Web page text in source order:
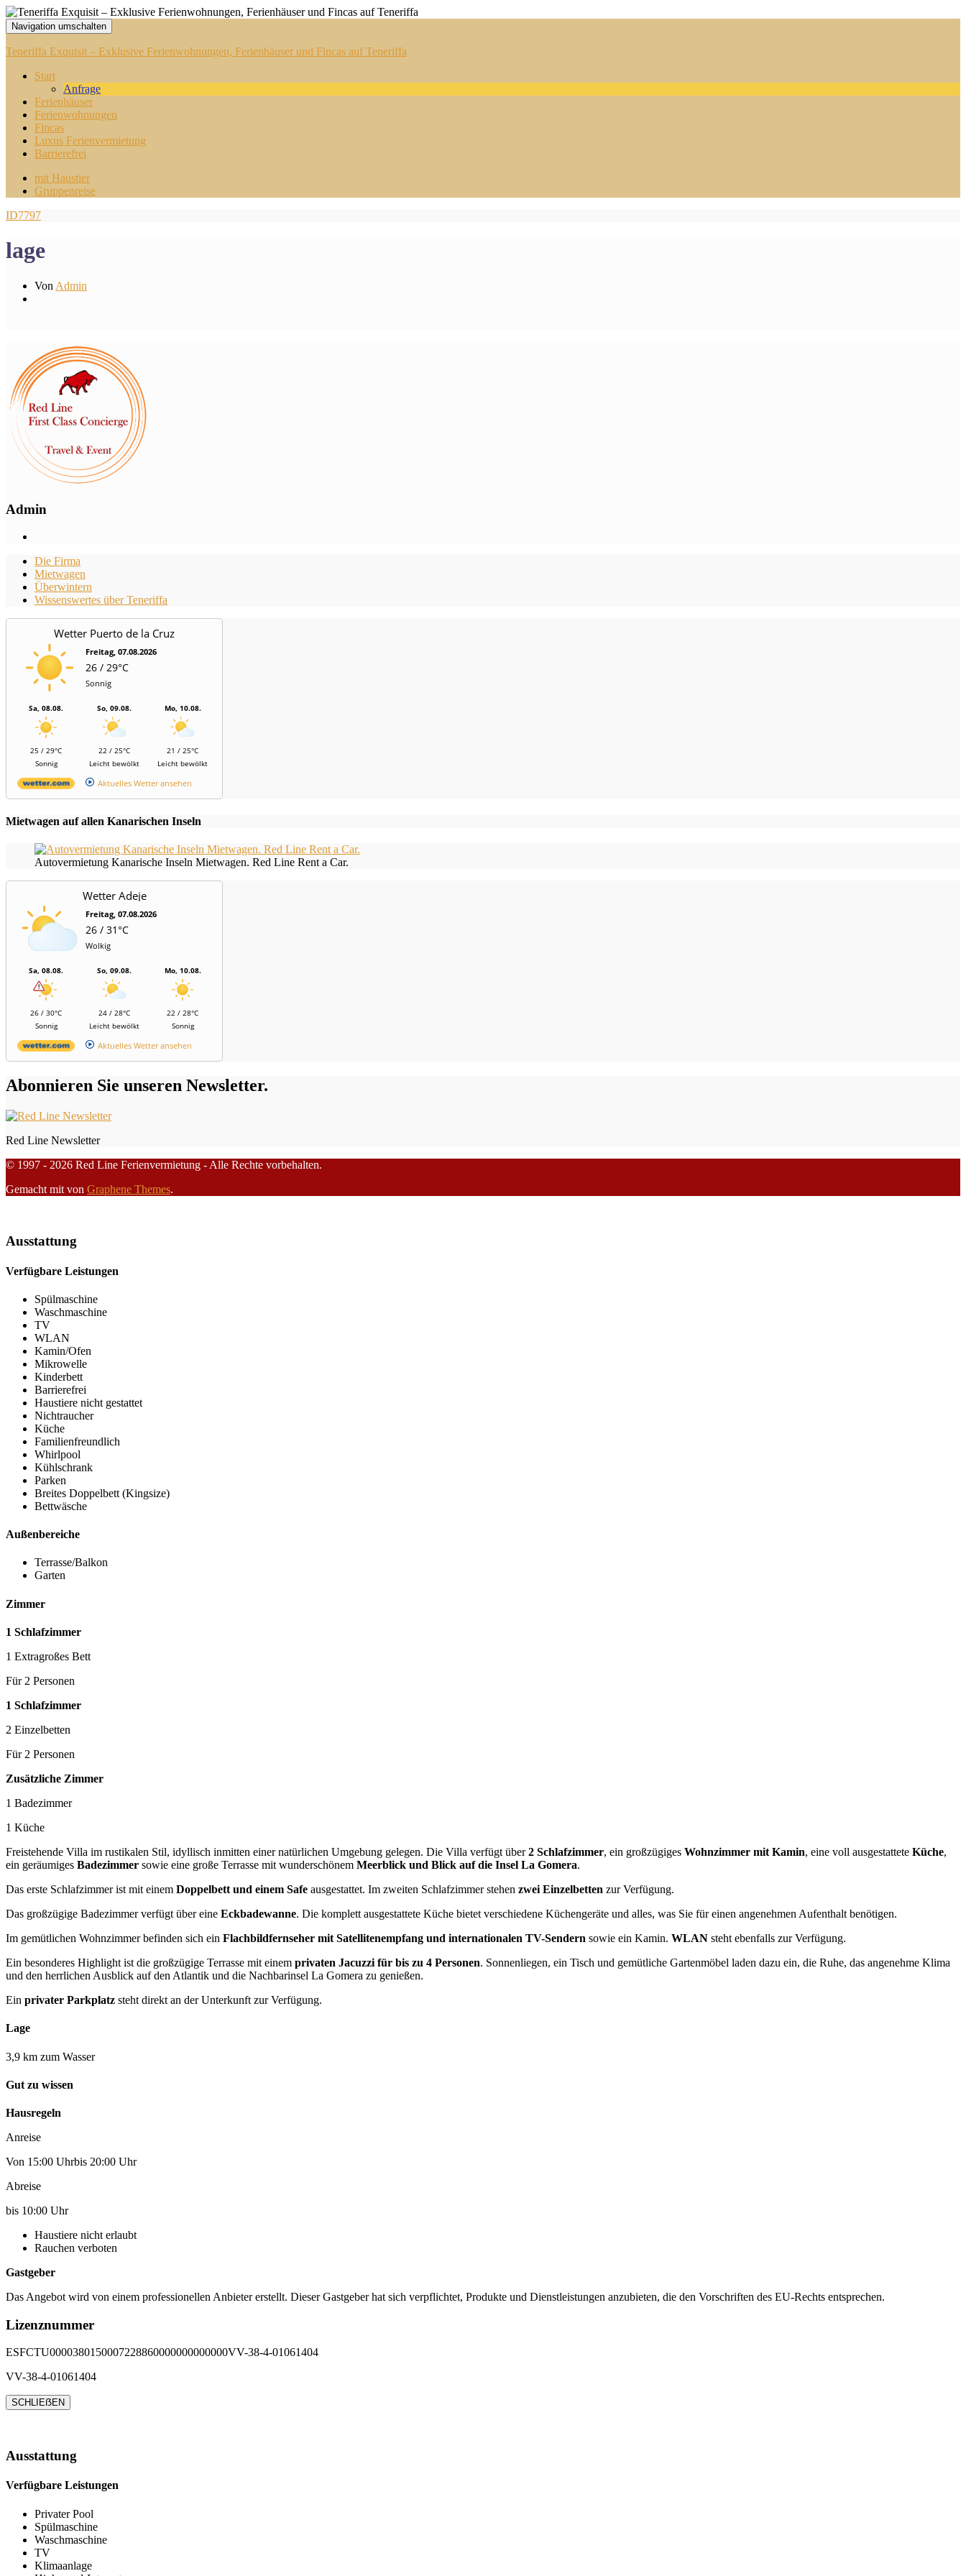
Navigation umschalten
Teneriffa Exquisit – Exklusive Ferienwohnungen, Ferienhäuser und Fincas auf Teneriffa
Start
Anfrage
Ferienhäuser
Ferienwohnungen
Fincas
Luxus Ferienvermietung
Barrierefrei
mit Haustier
Gruppenreise
ID7797
lage
Von Admin
Admin
Die Firma
Mietwagen
Überwintern
Wissenswertes über Teneriffa
Wetter Puerto de la Cruz
Freitag, 07.08.2026
26 / 29°C
Sonnig
Sa, 08.08.
25 / 29°C
Sonnig
So, 09.08.
22 / 25°C
Leicht bewölkt
Mo, 10.08.
21 / 25°C
Leicht bewölkt
Aktuelles Wetter ansehen
Mietwagen auf allen Kanarischen Inseln
Autovermietung Kanarische Inseln Mietwagen. Red Line Rent a Car.
Wetter Adeje
Freitag, 07.08.2026
26 / 31°C
Wolkig
Sa, 08.08.
26 / 30°C
Sonnig
So, 09.08.
24 / 28°C
Leicht bewölkt
Mo, 10.08.
22 / 28°C
Sonnig
Aktuelles Wetter ansehen
Abonnieren Sie unseren Newsletter.
Red Line Newsletter
© 1997 - 2026 Red Line Ferienvermietung - Alle Rechte vorbehalten.
Gemacht mit von Graphene Themes.
Ausstattung
Verfügbare Leistungen
Spülmaschine
Waschmaschine
TV
WLAN
Kamin/Ofen
Mikrowelle
Kinderbett
Barrierefrei
Haustiere nicht gestattet
Nichtraucher
Küche
Familienfreundlich
Whirlpool
Kühlschrank
Parken
Breites Doppelbett (Kingsize)
Bettwäsche
Außenbereiche
Terrasse/Balkon
Garten
Zimmer
1 Schlafzimmer
1 Extragroßes Bett
Für 2 Personen
1 Schlafzimmer
2 Einzelbetten
Für 2 Personen
Zusätzliche Zimmer
1 Badezimmer
1 Küche
Freistehende Villa im rustikalen Stil, idyllisch inmitten einer natürlichen Umgebung gelegen. Die Villa verfügt über2 Schlafzimmer, ein großzügiges Wohnzimmer mit Kamin, eine voll ausgestattete Küche,
ein geräumiges Badezimmer sowie eine große Terrasse mit wunderschönem Meerblick und Blick auf die Insel La Gomera.
Das erste Schlafzimmer ist mit einem Doppelbett und einem Safe ausgestattet. Im zweiten Schlafzimmer stehen zwei Einzelbetten zur Verfügung.
Das großzügige Badezimmer verfügt über eine Eckbadewanne. Die komplett ausgestattete Küche bietet verschiedene Küchengeräte und alles, was Sie für einen angenehmen Aufenthalt benötigen.
Im gemütlichen Wohnzimmer befinden sich ein Flachbildfernseher mit Satellitenempfang und internationalen TV-Sendern sowie ein Kamin. WLAN steht ebenfalls zur Verfügung.
Ein besonderes Highlight ist die großzügige Terrasse mit einem privaten Jacuzzi für bis zu 4 Personen. Sonnenliegen, ein Tisch und gemütliche Gartenmöbel laden dazu ein, die Ruhe, das angenehme Klima
und den herrlichen Ausblick auf den Atlantik und die Nachbarinsel La Gomera zu genießen.
Ein privater Parkplatz steht direkt an der Unterkunft zur Verfügung.
Lage
3,9 km zum Wasser
Gut zu wissen
Hausregeln
Anreise
Von 15:00 Uhrbis 20:00 Uhr
Abreise
bis 10:00 Uhr
Haustiere nicht erlaubt
Rauchen verboten
Gastgeber
Das Angebot wird von einem professionellen Anbieter erstellt. Dieser Gastgeber hat sich verpflichtet, Produkte und Dienstleistungen anzubieten, die den Vorschriften des EU-Rechts entsprechen.
Lizenznummer
ESFCTU0000380150007228860000000000000VV-38-4-01061404
VV-38-4-01061404
SCHLIEẞEN
Ausstattung
Verfügbare Leistungen
Privater Pool
Spülmaschine
Waschmaschine
TV
Klimaanlage